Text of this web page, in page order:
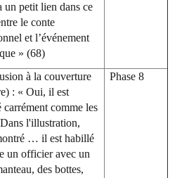
un petit lien dans ce
le conte
et l’événement
» (68)
à la couverture
: « Oui, il est
carrément comme les
l'illustration,
… il est habillé
un officier avec un
des bottes,
Phase 8